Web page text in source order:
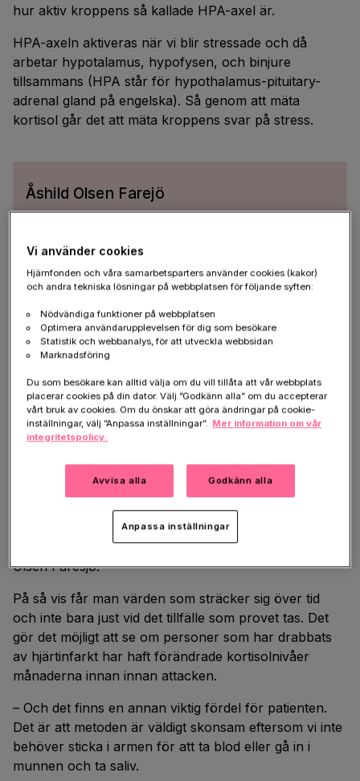
hur aktiv kroppens så kallade HPA-axel är.
HPA-axeln aktiveras när vi blir stressade och då
arbetar hypotalamus, hypofysen, och binjure
tillsammans (HPA står för hypothalamus-pituitary-
adrenal gland på engelska). Så genom att mäta
kortisol går det att mäta kroppens svar på stress.
Åshild Olsen Farejö
Skonsamt för patienten
Tidigare har det bara gått att mäta HPA-axelns aktivitet
i blod-, saliv eller urinprov. Men nu är det istället
möjligt att göra det genom att ta hår från baksidan av
huvudet. En tre millimeter tjock och tre centimeter
lång tofs klipps så nära skalpen som möjligt. Håret
genomgår sedan en rad tidskrävande behandlingar
och kortisolet mäts tillslut med hjälp av en
– Eftersom håret har en växttakt på cirka en
centimeter per månad är det möjligt att titta på
kortisolnivåerna under en period på tre månader
tillbaka i tiden och eventuellt ännu längre, säger Åshild
Olsen Faresjö.
På så vis får man värden som sträcker sig över tid
och inte bara just vid det tillfälle som provet tas. Det
gör det möjligt att se om personer som har drabbats
av hjärtinfarkt har haft förändrade kortisolnivåer
månaderna innan innan attacken.
– Och det finns en annan viktig fördel för patienten.
Det är att metoden är väldigt skonsam eftersom vi inte
behöver sticka i armen för att ta blod eller gå in i
munnen och ta saliv.
Vi använder cookies
Hjärnfonden och våra samarbetsparters använder cookies (kakor)
och andra tekniska lösningar på webbplatsen för följande syften:
Nödvändiga funktioner på webbplatsen
Optimera användarupplevelsen för dig som besökare
Statistik och webbanalys, för att utveckla webbsidan
Marknadsföring
Du som besökare kan alltid välja om du vill tillåta att vår webbplats
placerar cookies på din dator. Välj ”Godkänn alla” om du accepterar
vårt bruk av cookies. Om du önskar att göra ändringar på cookie-
inställningar, välj ”Anpassa inställningar”. Mer information om vår
integritetspolicy.
Avvisa alla Godkänn alla
Anpassa inställningar